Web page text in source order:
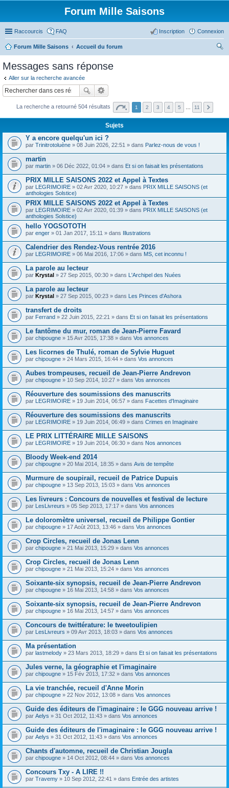
Forum Mille Saisons
Raccourcis FAQ Connexion
Inscription
Forum Mille Saisons
Accueil du forum
Messages sans réponse
Aller sur la recherche avancée
La recherche a retourné 504 résultats 1 2 3 4 5 11
Sujets
Y a encore quelqu'un ici ?
par Trinitrotoluène » 08 Juin 2026, 22:51 » dans Parlez-nous de vous !
martin
par martin » 06 Déc 2022, 01:04 » dans Et si on faisait les présentations
PRIX MILLE SAISONS 2022 et Appel à Textes
par LEGRIMOIRE » 02 Avr 2020, 10:27 » dans PRIX MILLE SAISONS (et
anthologies Solstice)
PRIX MILLE SAISONS 2022 et Appel à Textes
par LEGRIMOIRE » 02 Avr 2020, 01:39 » dans PRIX MILLE SAISONS (et
anthologies Solstice)
hello YOGSOTOTH
par enger » 01 Jan 2017, 15:11 » dans Illustrations
Calendrier des Rendez-Vous rentrée 2016
par LEGRIMOIRE » 06 Mai 2016, 17:06 » dans MS, cet inconnu !
La parole au lecteur
par Krystal » 27 Sep 2015, 00:30 » dans L'Archipel des Nuées
La parole au lecteur
par Krystal » 27 Sep 2015, 00:23 » dans Les Princes d'Ashora
transfert de droits
par Ferrand » 22 Juin 2015, 22:21 » dans Et si on faisait les présentations
Le fantôme du mur, roman de Jean-Pierre Favard
par chipougne » 15 Avr 2015, 17:38 » dans Vos annonces
Les licornes de Thulé, roman de Sylvie Huguet
par chipougne » 24 Mars 2015, 16:44 » dans Vos annonces
Aubes trompeuses, recueil de Jean-Pierre Andrevon
par chipougne » 10 Sep 2014, 10:27 » dans Vos annonces
Réouverture des soumissions des manuscrits
par LEGRIMOIRE » 19 Juin 2014, 06:57 » dans Facettes d'Imaginaire
Réouverture des soumissions des manuscrits
par LEGRIMOIRE » 19 Juin 2014, 06:49 » dans Crimes en Imaginaire
LE PRIX LITTÉRAIRE MILLE SAISONS
par LEGRIMOIRE » 19 Juin 2014, 06:30 » dans Nos annonces
Bloody Week-end 2014
par chipougne » 20 Mai 2014, 18:35 » dans Avis de tempête
Murmure de soupirail, recueil de Patrice Dupuis
par chipougne » 13 Sep 2013, 15:03 » dans Vos annonces
Les livreurs : Concours de nouvelles et festival de lecture
par LesLivreurs » 05 Sep 2013, 17:17 » dans Vos annonces
Le doloromètre universel, recueil de Philippe Gontier
par chipougne » 17 Août 2013, 13:46 » dans Vos annonces
Crop Circles, recueil de Jonas Lenn
par chipougne » 21 Mai 2013, 15:29 » dans Vos annonces
Crop Circles, recueil de Jonas Lenn
par chipougne » 21 Mai 2013, 15:24 » dans Vos annonces
Soixante-six synopsis, recueil de Jean-Pierre Andrevon
par chipougne » 16 Mai 2013, 14:58 » dans Vos annonces
Soixante-six synopsis, recueil de Jean-Pierre Andrevon
par chipougne » 16 Mai 2013, 14:57 » dans Vos annonces
Concours de twittérature: le tweetoulipien
par LesLivreurs » 09 Avr 2013, 18:03 » dans Vos annonces
Ma présentation
par lastmelody » 23 Mars 2013, 18:29 » dans Et si on faisait les présentations
Jules verne, la géographie et l'imaginaire
par chipougne » 15 Fév 2013, 17:32 » dans Vos annonces
La vie tranchée, recueil d'Anne Morin
par chipougne » 22 Nov 2012, 13:08 » dans Vos annonces
Guide des éditeurs de l'imaginaire : le GGG nouveau arrive !
par Aelys » 31 Oct 2012, 11:43 » dans Vos annonces
Guide des éditeurs de l'imaginaire : le GGG nouveau arrive !
par Aelys » 31 Oct 2012, 11:43 » dans Vos annonces
Chants d'automne, recueil de Christian Jougla
par chipougne » 14 Oct 2012, 08:44 » dans Vos annonces
Concours Txy - A LIRE !!
par Travemy » 10 Sep 2012, 22:41 » dans Entrée des artistes